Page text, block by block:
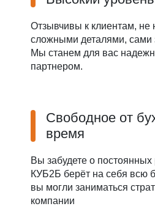
Отзывчивы к клиентам, не
сложными деталями, сами
Мы станем для вас
партнером.
Свободное от
время
Вы забудете о постоянных
КУБ2Б берёт на себя всю
вы могли заниматься
компании